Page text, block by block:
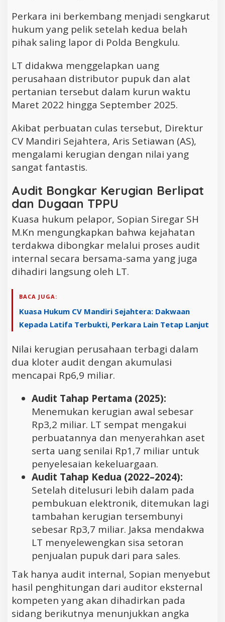
Perkara ini berkembang menjadi sengkarut
hukum yang pelik setelah kedua belah
pihak saling lapor di Polda Bengkulu.
LT didakwa menggelapkan uang
perusahaan distributor pupuk dan alat
pertanian tersebut dalam kurun waktu
Maret 2022 hingga September 2025.
Akibat perbuatan culas tersebut, Direktur
CV Mandiri Sejahtera, Aris Setiawan (AS),
mengalami kerugian dengan nilai yang
sangat fantastis.
Audit Bongkar Kerugian Berlipat
dan Dugaan TPPU
Kuasa hukum pelapor, Sopian Siregar SH
M.Kn mengungkapkan bahwa kejahatan
terdakwa dibongkar melalui proses audit
internal secara bersama-sama yang juga
dihadiri langsung oleh LT.
BACA JUGA:
Kuasa Hukum CV Mandiri Sejahtera: Dakwaan
Kepada Latifa Terbukti, Perkara Lain Tetap Lanjut
Nilai kerugian perusahaan terbagi dalam
dua kloter audit dengan akumulasi
mencapai Rp6,9 miliar.
Audit Tahap Pertama (2025):
Menemukan kerugian awal sebesar
Rp3,2 miliar. LT sempat mengakui
perbuatannya dan menyerahkan aset
serta uang senilai Rp1,7 miliar untuk
penyelesaian kekeluargaan.
Audit Tahap Kedua (2022–2024):
Setelah ditelusuri lebih dalam pada
pembukuan elektronik, ditemukan lagi
tambahan kerugian tersembunyi
sebesar Rp3,7 miliar. Jaksa mendakwa
LT menyelewengkan sisa setoran
penjualan pupuk dari para sales.
Tak hanya audit internal, Sopian menyebut
hasil penghitungan dari auditor eksternal
kompeten yang akan dihadirkan pada
sidang berikutnya menunjukkan angka